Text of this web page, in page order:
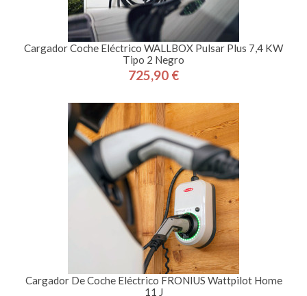
Cargador Coche Eléctrico WALLBOX Pulsar Plus 7,4 KW
Tipo 2 Negro
Precio
725,90 €
Cargador De Coche Eléctrico FRONIUS Wattpilot Home
11 J